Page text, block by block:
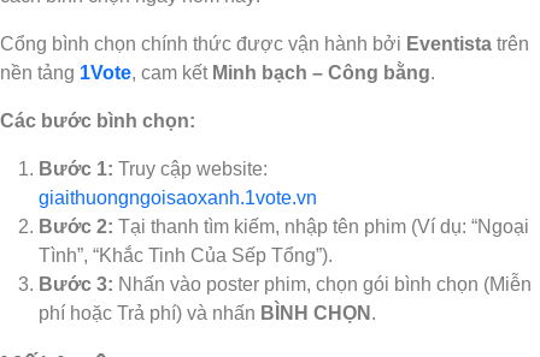
Cổng bình chọn chính thức được vận hành bởi Eventista trên
nền tảng 1Vote, cam kết Minh bạch – Công bằng.
Các bước bình chọn:
Bước 1: Truy cập website:
giaithuongngoisaoxanh.1vote.vn
Bước 2: Tại thanh tìm kiếm, nhập tên phim (Ví dụ: “Ngoại
Tình”, “Khắc Tinh Của Sếp Tổng”).
Bước 3: Nhấn vào poster phim, chọn gói bình chọn (Miễn
phí hoặc Trả phí) và nhấn BÌNH CHỌN .